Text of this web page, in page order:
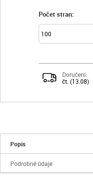
Počet stran:
Doručení:
čt. (13.08)
Popis
Podrobné údaje